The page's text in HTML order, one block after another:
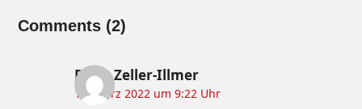
Comments (2)
Doris Zeller-Illmer
16. März 2022 um 9:22 Uhr